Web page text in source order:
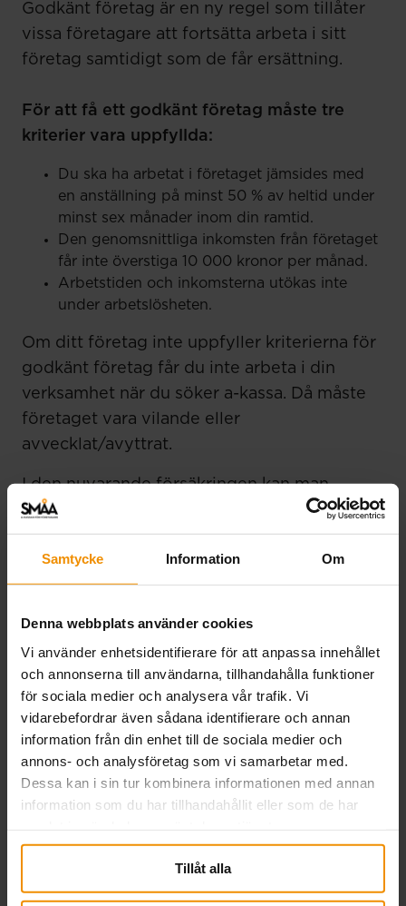
Samtycke Information Om
Denna webbplats använder cookies
Vi använder enhetsidentifierare för att anpassa innehållet
och annonserna till användarna, tillhandahålla funktioner
för sociala medier och analysera vår trafik. Vi
vidarebefordrar även sådana identifierare och annan
information från din enhet till de sociala medier och
annons- och analysföretag som vi samarbetar med.
Dessa kan i sin tur kombinera informationen med annan
information som du har tillhandahållit eller som de har
Tillåt alla
Godkänt företag är en ny regel som tillåter
vissa företagare att fortsätta arbeta i sitt
företag samtidigt som de får ersättning.
För att få ett godkänt företag måste tre
kriterier vara uppfyllda:
Du ska ha arbetat i företaget jämsides med
en anställning på minst 50 % av heltid under
minst sex månader inom din ramtid.
Den genomsnittliga inkomsten från företaget
får inte överstiga 10 000 kronor per månad.
Arbetstiden och inkomsterna utökas inte
under arbetslösheten.
Om ditt företag inte uppfyller kriterierna för
godkänt företag får du inte arbeta i din
verksamhet när du söker a-kassa. Då måste
företaget vara vilande eller
avvecklat/avyttrat.
I den nuvarande försäkringen kan man
fortsätta arbeta i sitt företag om det kan bli
en godkänd bisyssla, eller ett godkänt
deltidsföretag enligt 17/10-regeln. De
reglerna upphör den 1 oktober 2025.
5. Inte längre möjligt att
få ersättning utan
inkomst
SMÅA har tidigare skrivit om att det blir
extra viktigt att ta ut lön när den nya
försäkringen träder i kraft. Eftersom
arbetsvillkoret ersätts av ett inkomstvillkor